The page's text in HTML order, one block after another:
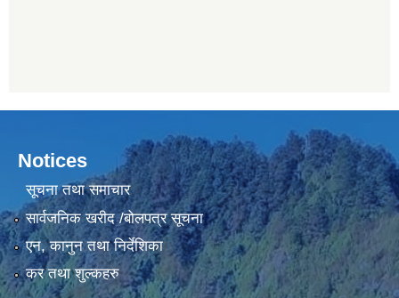
Notices
सूचना तथा समाचार
सार्वजनिक खरीद /बोलपत्र सूचना
एन, कानुन तथा निर्देशिका
कर तथा शुल्कहरु